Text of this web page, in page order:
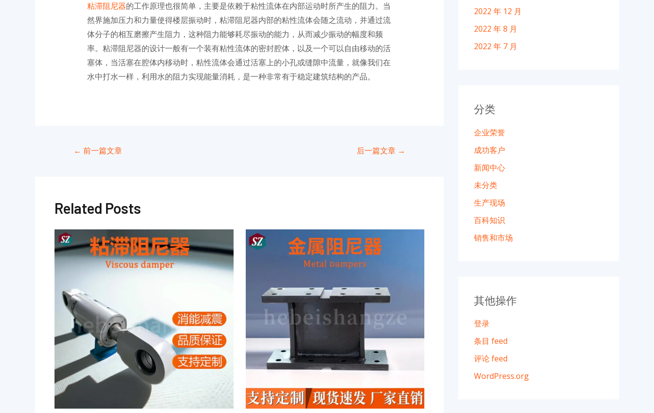
粘滞阻尼器的工作原理也很简单，主要是依赖于粘性流体在内部运动时所产生的阻力。当
然界施加压力和力量使得楼层振动时，粘滞阻尼器内部的粘性流体会随之流动，并通过流
体分子的相互磨擦产生阻力，这种阻力能够耗尽振动的能力，从而减少振动的幅度和频
率。粘滞阻尼器的设计一般有一个装有粘性流体的密封腔体，以及一个可以自由移动的活
塞体，当活塞在腔体内移动时，粘性流体会通过活塞上的小孔或缝隙中流量，就像我们在
水中打水一样，利用水的阻力实现能量消耗，是一种非常有于稳定建筑结构的产品。
← 前一篇文章 后一篇文章 →
Related Posts
2022 年 12 月
2022 年 8 月
2022 年 7 月
分类
企业荣誉
成功客户
新闻中心
未分类
生产现场
百科知识
销售和市场
其他操作
登录
条目 feed
评论 feed
WordPress.org